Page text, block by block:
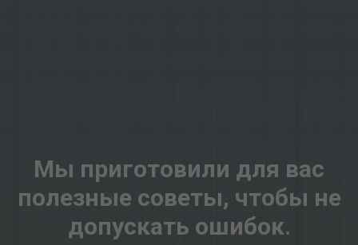
Мы приготовили для вас
полезные советы, чтобы не
допускать ошибок.